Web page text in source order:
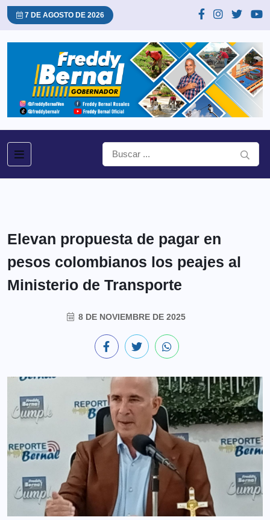
7 DE AGOSTO DE 2026
Elevan propuesta de pagar en
pesos colombianos los peajes al
Ministerio de Transporte
8 DE NOVIEMBRE DE 2025